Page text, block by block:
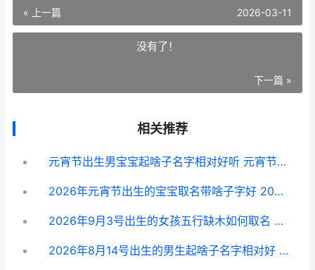
« 上一篇 2026-03-11
没有了！
下一篇 »
相关推荐
元宵节出生男宝宝起啥子名字相对好听 元宵节出生的男宝宝
2026年元宵节出生的宝宝取名带啥子字好 2026元宵节在几月几日
2026年9月3号出生的女孩五行缺木如何取名 2026年9月3日出生男孩的八字?
2026年8月14号出生的男生起啥子名字相对好 2026年8月14日农历是多少